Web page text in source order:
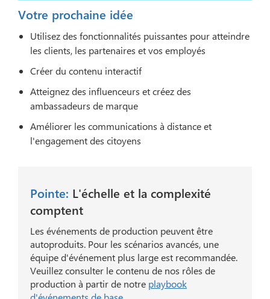
Votre prochaine idée
Utilisez des fonctionnalités puissantes pour atteindre
les clients, les partenaires et vos employés
Créer du contenu interactif
Atteignez des influenceurs et créez des
ambassadeurs de marque
Améliorer les communications à distance et
l'engagement des citoyens
Pointe: L'échelle et la complexité
comptent
Les événements de production peuvent être
autoproduits. Pour les scénarios avancés, une
équipe d'événement plus large est recommandée.
Veuillez consulter le contenu de nos rôles de
production à partir de notre playbook